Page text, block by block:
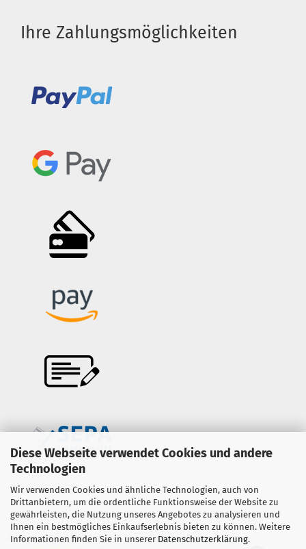
Diese Webseite verwendet Cookies und andere
Technologien
Wir verwenden Cookies und ähnliche Technologien, auch von
Drittanbietern, um die ordentliche Funktionsweise der Website zu
gewährleisten, die Nutzung unseres Angebotes zu analysieren und
Ihnen ein bestmögliches Einkaufserlebnis bieten zu können. Weitere
Informationen finden Sie in unserer Datenschutzerklärung.
Ihre Zahlungsmöglichkeiten
Onlineshop erstellenmit Gambio.de © 2026
Ausgewählte Top-Bewertungen für www.copter-trade.de